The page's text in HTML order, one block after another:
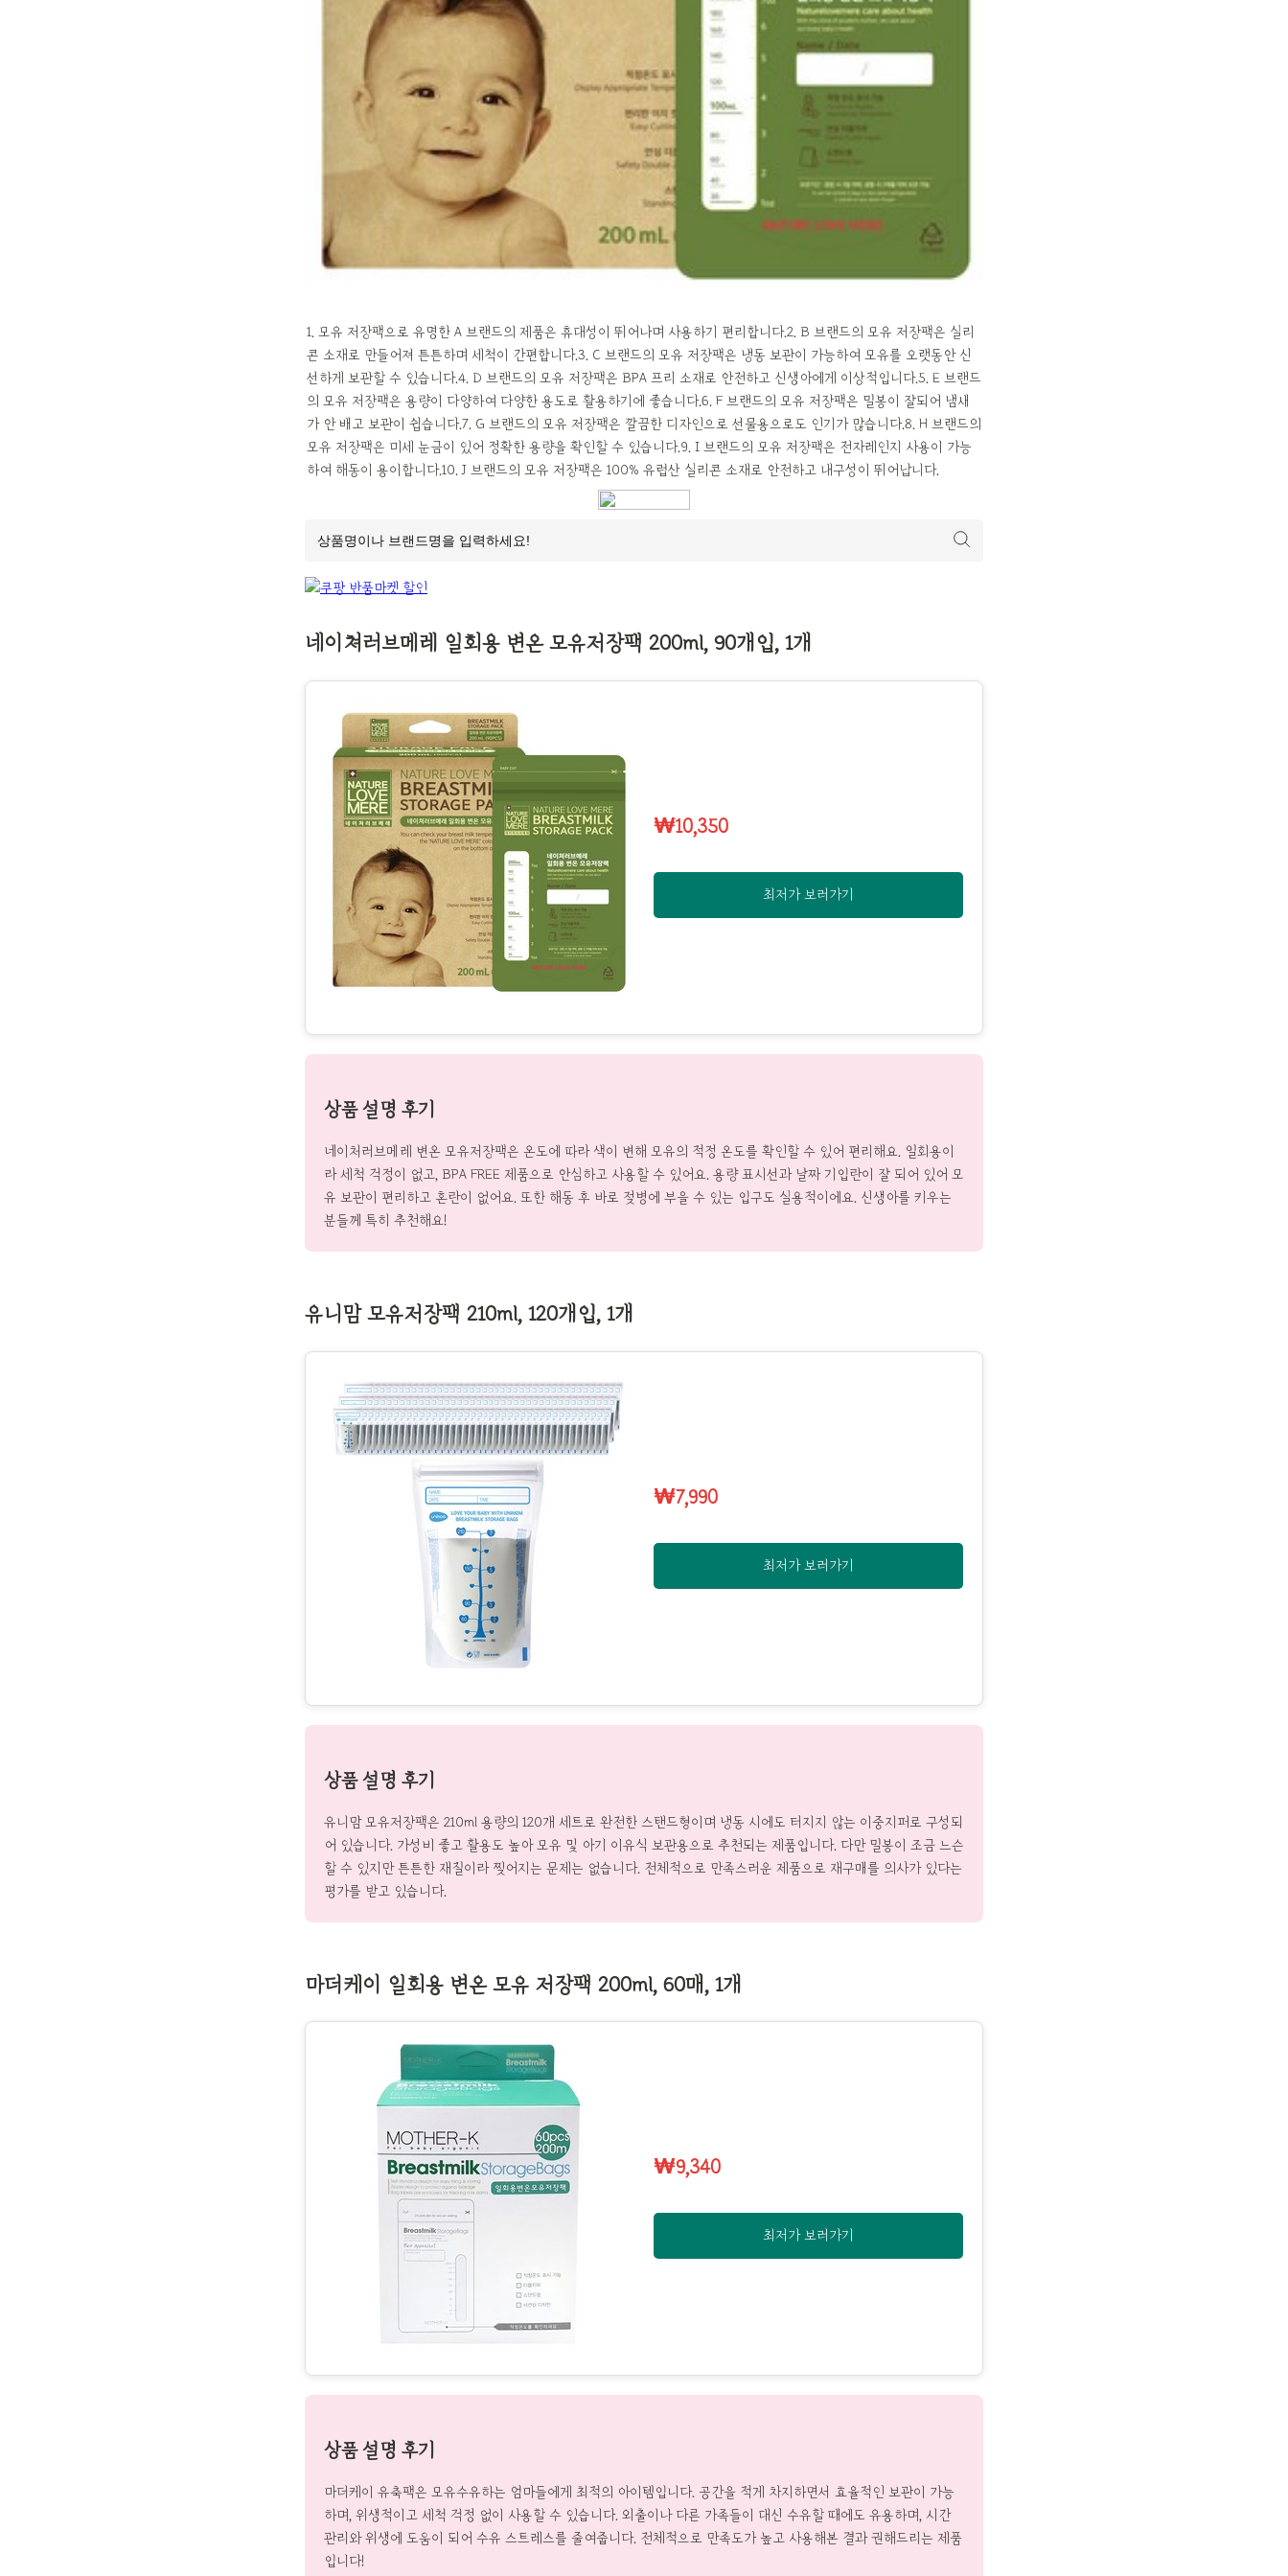
1. 모유 저장팩으로 유명한 A 브랜드의 제품은 휴대성이 뛰어나며 사용하기 편리합니다.2. B 브랜드의 모유 저장팩은 실리
콘 소재로 만들어져 튼튼하며 세척이 간편합니다.3. C 브랜드의 모유 저장팩은 냉동 보관이 가능하여 모유를 오랫동안 신
선하게 보관할 수 있습니다.4. D 브랜드의 모유 저장팩은 BPA 프리 소재로 안전하고 신생아에게 이상적입니다.5. E 브랜드
의 모유 저장팩은 용량이 다양하여 다양한 용도로 활용하기에 좋습니다.6. F 브랜드의 모유 저장팩은 밀봉이 잘되어 냄새
가 안 배고 보관이 쉽습니다.7. G 브랜드의 모유 저장팩은 깔끔한 디자인으로 선물용으로도 인기가 많습니다.8. H 브랜드의
모유 저장팩은 미세 눈금이 있어 정확한 용량을 확인할 수 있습니다.9. I 브랜드의 모유 저장팩은 전자레인지 사용이 가능
하여 해동이 용이합니다.10. J 브랜드의 모유 저장팩은 100% 유럽산 실리콘 소재로 안전하고 내구성이 뛰어납니다.
네이쳐러브메레 일회용 변온 모유저장팩 200ml, 90개입, 1개
₩10,350
최저가 보러가기
상품 설명 후기
네이처러브메레 변온 모유저장팩은 온도에 따라 색이 변해 모유의 적정 온도를 확인할 수 있어 편리해요. 일회용이
라 세척 걱정이 없고, BPA FREE 제품으로 안심하고 사용할 수 있어요. 용량 표시선과 날짜 기입란이 잘 되어 있어 모
유 보관이 편리하고 혼란이 없어요. 또한 해동 후 바로 젖병에 부을 수 있는 입구도 실용적이에요. 신생아를 키우는
분들께 특히 추천해요!
유니맘 모유저장팩 210ml, 120개입, 1개
₩7,990
최저가 보러가기
상품 설명 후기
유니맘 모유저장팩은 210ml 용량의 120개 세트로 완전한 스탠드형이며 냉동 시에도 터지지 않는 이중지퍼로 구성되
어 있습니다. 가성비 좋고 활용도 높아 모유 및 아기 이유식 보관용으로 추천되는 제품입니다. 다만 밀봉이 조금 느슨
할 수 있지만 튼튼한 재질이라 찢어지는 문제는 없습니다. 전체적으로 만족스러운 제품으로 재구매를 의사가 있다는
평가를 받고 있습니다.
마더케이 일회용 변온 모유 저장팩 200ml, 60매, 1개
₩9,340
최저가 보러가기
상품 설명 후기
마더케이 유축팩은 모유수유하는 엄마들에게 최적의 아이템입니다. 공간을 적게 차지하면서 효율적인 보관이 가능
하며, 위생적이고 세척 걱정 없이 사용할 수 있습니다. 외출이나 다른 가족들이 대신 수유할 때에도 유용하며, 시간
관리와 위생에 도움이 되어 수유 스트레스를 줄여줍니다. 전체적으로 만족도가 높고 사용해본 결과 권해드리는 제품
입니다!